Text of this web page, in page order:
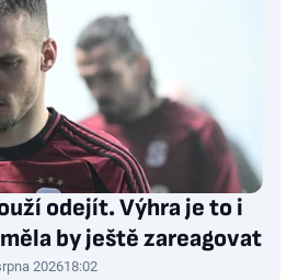
odejít. Výhra je to i
by ještě zareagovat
202618:02